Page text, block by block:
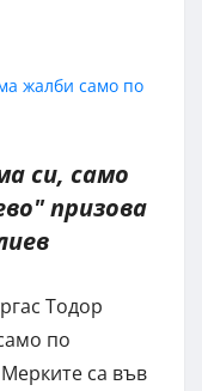
си, само
призова
Тодор
по
са във